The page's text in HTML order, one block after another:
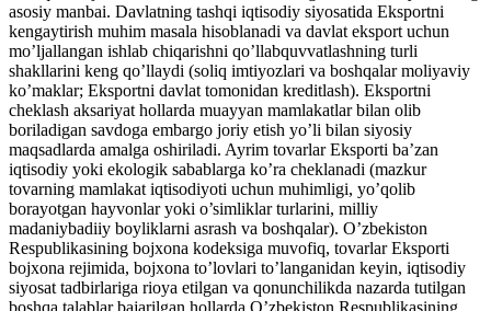
asosiy manbai. Davlatning tashqi iqtisodiy siyosatida Eksportni
kengaytirish muhim masala hisoblanadi va davlat eksport uchun
mo’ljallangan ishlab chiqarishni qo’llabquvvatlashning turli
shakllarini keng qo’llaydi (soliq imtiyozlari va boshqalar moliyaviy
ko’maklar; Eksportni davlat tomonidan kreditlash). Eksportni
cheklash aksariyat hollarda muayyan mamlakatlar bilan olib
boriladigan savdoga embargo joriy etish yo’li bilan siyosiy
maqsadlarda amalga oshiriladi. Ayrim tovarlar Eksporti ba’zan
iqtisodiy yoki ekologik sabablarga ko’ra cheklanadi (mazkur
tovarning mamlakat iqtisodiyoti uchun muhimligi, yo’qolib
borayotgan hayvonlar yoki o’simliklar turlarini, milliy
madaniybadiiy boyliklarni asrash va boshqalar). O’zbekiston
Respublikasining bojxona kodeksiga muvofiq, tovarlar Eksporti
bojxona rejimida, bojxona to’lovlari to’langanidan keyin, iqtisodiy
siyosat tadbirlariga rioya etilgan va qonunchilikda nazarda tutilgan
boshqa talablar bajarilgan hollarda O’zbekiston Respublikasining